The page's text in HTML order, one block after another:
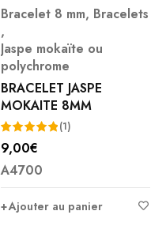
Angélite ,Bracelets
BRACELET ANGELITE
PIERRE ROULEE
15,00€
A2883
Vertus
traditionnellement
attribuées à l’angélite 1.
Apaisement et
Ajouter au panier